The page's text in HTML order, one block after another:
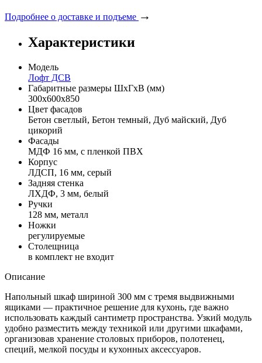
Подробнее о доставке и подъеме →
Характеристики
Модель
Лофт ДСВ
Габаритные размеры ШхГхВ (мм)
300х600х850
Цвет фасадов
Бетон светлый, Бетон темный, Дуб майский, Дуб
цикорий
Фасады
МДФ 16 мм, с пленкой ПВХ
Корпус
ЛДСП, 16 мм, серый
Задняя стенка
ЛХДФ, 3 мм, белый
Ручки
128 мм, металл
Ножки
регулируемые
Столещница
в комплект не входит
Описание
Напольный шкаф шириной 300 мм с тремя выдвижными
ящиками — практичное решение для кухонь, где важно
использовать каждый сантиметр пространства. Узкий модуль
удобно разместить между техникой или другими шкафами,
организовав хранение столовых приборов, полотенец,
специй, мелкой посуды и кухонных аксессуаров.